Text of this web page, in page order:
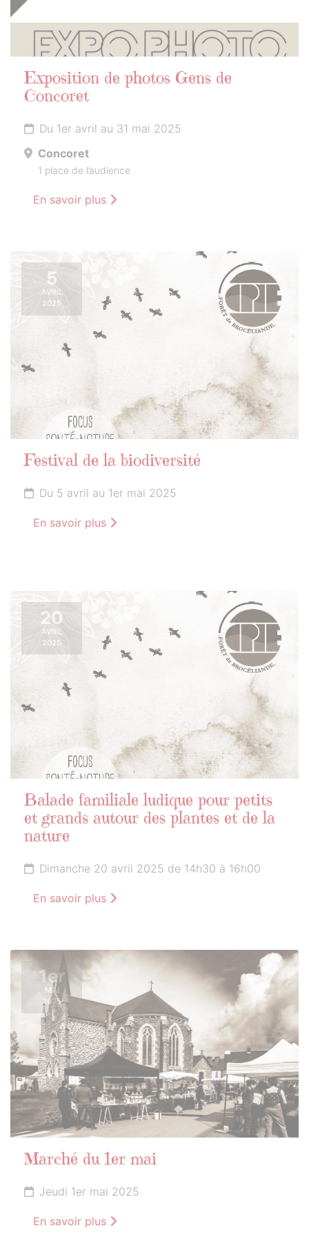
Exposition de photos Gens de
Concoret
Du 1er avril au 31 mai 2025
Concoret
1 place de l’audience
En savoir plus
5
AVRIL
2025
Festival de la biodiversité
Du 5 avril au 1er mai 2025
En savoir plus
20
AVRIL
2025
Balade familiale ludique pour petits
et grands autour des plantes et de la
nature
Dimanche 20 avril 2025 de 14h30 à 16h00
En savoir plus
1er
MAI
2025
Marché du 1er mai
Jeudi 1er mai 2025
En savoir plus